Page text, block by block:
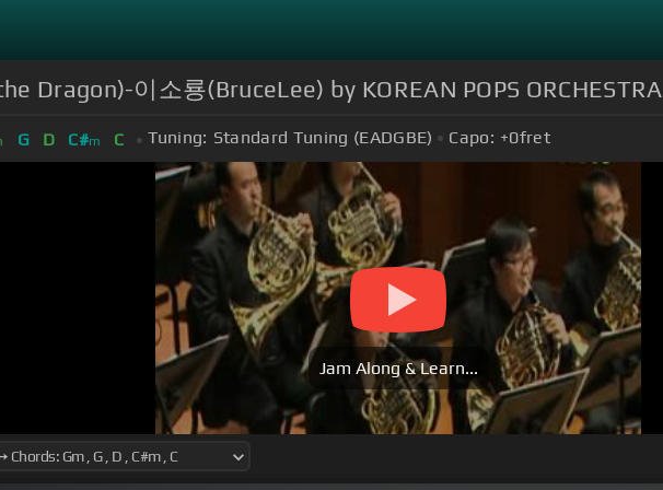
Dragon)-이소룡(BruceLee) by KOREAN POPS ORCHESTRA
G D C#m C Tuning: Standard Tuning (EADGBE) Capo: +0fret
Jam Along & Learn...